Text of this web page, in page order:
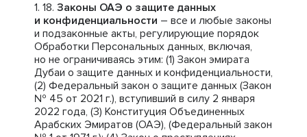
Законы ОАЭ о защите данных
и конфиденциальности – все и любые законы
и подзаконные акты, регулирующие порядок
Обработки Персональных данных, включая,
но не ограничиваясь этим: (1) Закон эмирата
Дубаи о защите данных и конфиденциальности,
(2) Федеральный закон о защите данных (Закон
№ 45 от 2021 г.), вступивший в силу 2 января
2022 года, (3) Конституция Объединенных
Арабских Эмиратов (ОАЭ), (Федеральный закон